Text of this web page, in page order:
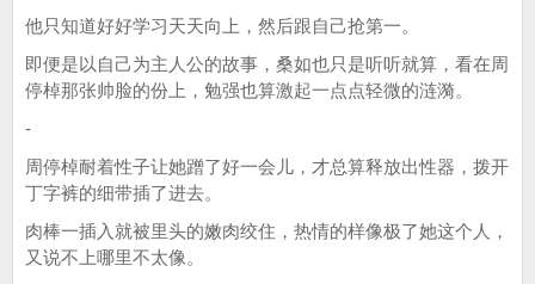
他只知道好好学习天天向上，然后跟自己抢第一。
即便是以自己为主人公的故事，桑如也只是听听就算，看在周
停棹那张帅脸的份上，勉强也算激起一点点轻微的涟漪。
-
周停棹耐着性子让她蹭了好一会儿，才总算释放出性器，拨开
丁字裤的细带插了进去。
肉棒一插入就被里头的嫩肉绞住，热情的样像极了她这个人，
又说不上哪里不太像。